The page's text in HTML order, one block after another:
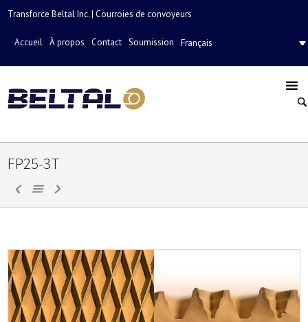
Transforce Beltal Inc. | Courroies de convoyeurs
Accueil À propos Contact Soumission Français
FP25-3T